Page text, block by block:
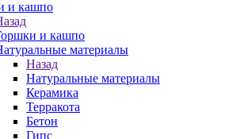
и кашпо
и кашпо
материалы
Назад
Натуральные материалы
Керамика
Терракота
Бетон
Гипс